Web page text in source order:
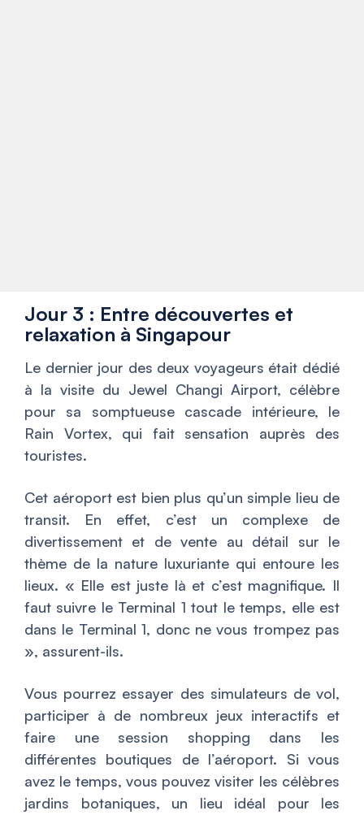
Jour 3 : Entre découvertes et
relaxation à Singapour
Le dernier jour des deux voyageurs était dédié
à la visite du Jewel Changi Airport, célèbre
pour sa somptueuse cascade intérieure, le
Rain Vortex, qui fait sensation auprès des
touristes.
Cet aéroport est bien plus qu’un simple lieu de
transit. En effet, c’est un complexe de
divertissement et de vente au détail sur le
thème de la nature luxuriante qui entoure les
lieux. « Elle est juste là et c’est magnifique. Il
faut suivre le Terminal 1 tout le temps, elle est
dans le Terminal 1, donc ne vous trompez pas
», assurent-ils.
Vous pourrez essayer des simulateurs de vol,
participer à de nombreux jeux interactifs et
faire une session shopping dans les
différentes boutiques de l’aéroport. Si vous
avez le temps, vous pouvez visiter les célèbres
jardins botaniques, un lieu idéal pour les